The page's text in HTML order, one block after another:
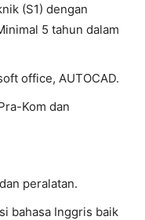
(S1) dengan
5 tahun dalam
office, AUTOCAD.
Kom dan
peralatan.
bahasa Inggris baik